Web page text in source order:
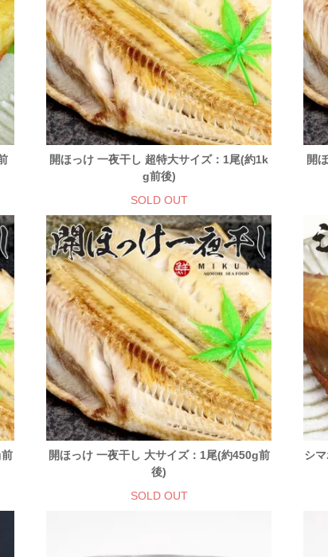
開ほっけ 一夜干し 超特大サイズ：1尾(約1k
g前後)
SOLD OUT
開
開ほっけ 一夜干し 大サイズ：1尾(約450g前
後)
SOLD OUT
シ